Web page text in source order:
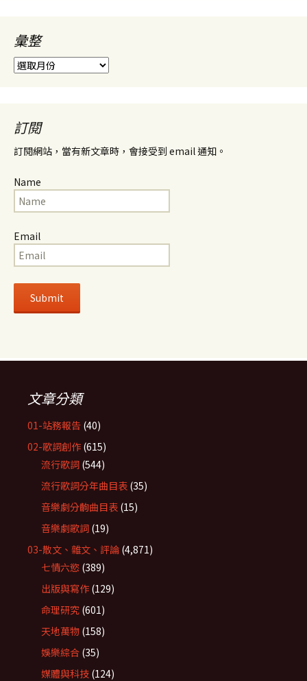
彙整
彙
整
訂閱
訂閱網站，當有新文章時，會接受到 email 通知。
Name
Email
文章分類
01-站務報告 (40)
02-歌詞創作 (615)
流行歌詞 (544)
流行歌詞分年曲目表 (35)
音樂劇分齣曲目表 (15)
音樂劇歌詞 (19)
03-散文、雜文、評論 (4,871)
七情六慾 (389)
出版與寫作 (129)
命理研究 (601)
天地萬物 (158)
娛樂綜合 (35)
媒體與科技 (124)